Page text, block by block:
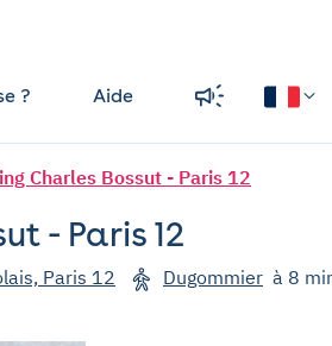
? Aide
Charles Bossut - Paris 12
- Paris 12
Paris 12 Dugommier à 8